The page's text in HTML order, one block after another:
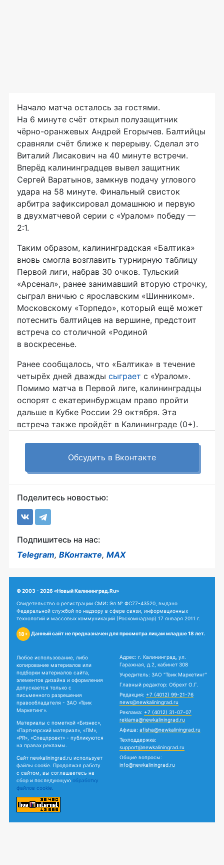
Начало матча осталось за гостями.
На 6 минуте счёт открыл полузащитник
чёрно-оранжевых Андрей Егорычев. Балтийцы
сравняли счёт ближе к перерыву. Сделал это
Виталий Лисакович на 40 минуте встречи.
Вперёд калининградцев вывел защитник
Сергей Варатынов, замкнув подачу углового
удара на 58 минуте. Финальный свисток
арбитра зафиксировал домашнюю и первую
в двухматчевой серии с «Уралом» победу —
2:1.
Таким образом, калининградская «Балтика»
вновь смогла возглавить турнирную таблицу
Первой лиги, набрав 30 очков. Тульский
«Арсенал», ранее занимавший вторую строчку,
сыграл вничью с ярославским «Шинником».
Московскому «Торпедо», который ещё может
потеснить балтийцев на вершине, предстоит
встреча со столичной «Родиной
в воскресенье.
Ранее сообщалось, что «Балтика» в течение
четырёх дней дважды сыграет с «Уралом».
Помимо матча в Первой лиге, калининградцы
оспорят с екатеринбуржцам право пройти
дальше в Кубке России 29 октября. Эта
встреча также пройдёт в Калининграде (0+).
Обсудить в Вконтакте
Поделитесь новостью:
Подпишитесь на нас:
Telegram, ВКонтакте, MAX
© 2003 - 2026 «Новый Калининград.Ru»
Свидетельство о регистрации СМИ: Эл № ФС77-43520, выдано
Федеральной службой по надзору в сфере связи, информационных
технологий и массовых коммуникаций (Роскомнадзор) 17 января 2011 г.
18+ Данный сайт не предназначен для просмотра лицам младше 18 лет.
Любое использование, либо
копирование материалов или
подборки материалов сайта,
элементов дизайна и оформления
допускается только с
письменного разрешения
правообладателя - ЗАО «Твик
Маркетинг».
Материалы с пометкой «Бизнес»,
«Партнерский материал», «ПМ»,
«PR», «Спецпроект» - публикуются
на правах рекламы.
Сайт newkaliningrad.ru использует
файлы cookie. Продолжая работу
с сайтом, вы соглашаетесь на
сбор и последующую обработку
файлов cookie.
Адрес: г. Калининград, ул.
Гаражная, д.2, кабинет 308
Учредитель: ЗАО "Твик Маркетинг"
Главный редактор: Обрехт О.Г.
Редакция: +7 (4012) 99-21-76
news@newkaliningrad.ru
Реклама: +7 (4012) 31-07-07
reklama@newkaliningrad.ru
Афиша: afisha@newkaliningrad.ru
Техподдержка:
support@newkaliningrad.ru
Общие вопросы:
info@newkaliningrad.ru